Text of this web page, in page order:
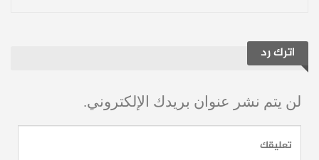
آثار الهزيمة المفاجئة التي تلقاها الأسبوع
الماضي أمام غريمه التقليدي أورلاندو سيتي.
وفرض رفاق ميسي سيطرتهم المطلقة على
مجريات اللعب منذ البداية.
اترك رد
لن يتم نشر عنوان بريدك الإلكتروني.